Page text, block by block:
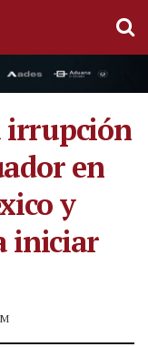
irrupción
en
y
iniciar